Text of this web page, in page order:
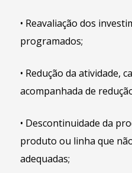
• Reavaliação dos
programados;
• Redução da atividade,
acompanhada de
• Descontinuidade da
produto ou linha que
adequadas;